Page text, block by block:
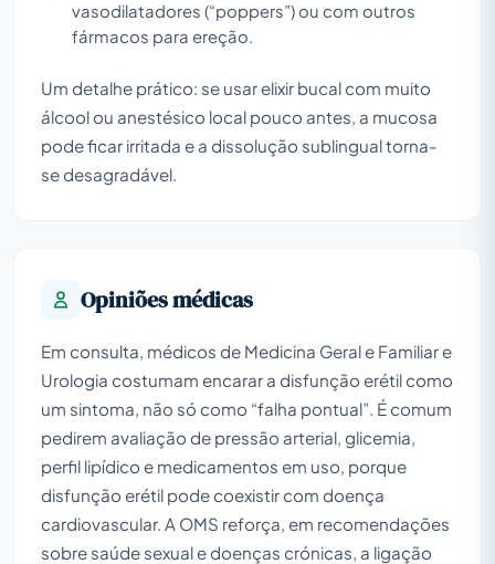
vasodilatadores (“poppers”) ou com outros
fármacos para ereção.
Um detalhe prático: se usar elixir bucal com muito
álcool ou anestésico local pouco antes, a mucosa
pode ficar irritada e a dissolução sublingual torna-
se desagradável.
Opiniões médicas
Em consulta, médicos de Medicina Geral e Familiar e
Urologia costumam encarar a disfunção erétil como
um sintoma, não só como “falha pontual”. É comum
pedirem avaliação de pressão arterial, glicemia,
perfil lipídico e medicamentos em uso, porque
disfunção erétil pode coexistir com doença
cardiovascular. A OMS reforça, em recomendações
sobre saúde sexual e doenças crónicas, a ligação